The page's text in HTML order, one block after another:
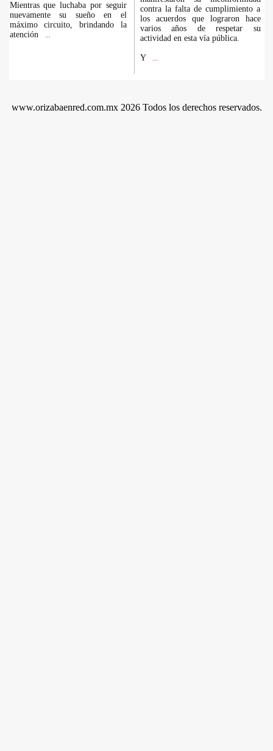
Mientras que luchaba por seguir
nuevamente su sueño en el
máximo circuito, brindando la
atención
contra la falta de cumplimiento a
los acuerdos que lograron hace
varios años de respetar su
actividad en esta vía pública.
Y
www.orizabaenred.com.mx 2026 Todos los derechos reservados.